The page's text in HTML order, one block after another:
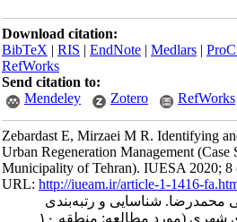
Download citation:
BibTeX|RIS|EndNote|Medlars|
RefWorks
Send citation to:
Mendeley
Zotero
Zebardast E, Mirzaei M R. Identifying
Urban Regeneration Management
Municipality of Tehran). IUESA 2020;
URL:http://iueam.ir/article-1-1416-
محمدرضا. شناسایی و رتبه‌بندی
چالش‌های مدیریت نوسازی شهری (مورد مطالعه: منطقه ۱۰